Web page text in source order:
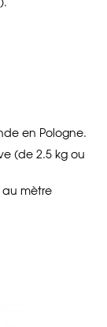
en Pologne.
(de 2.5 kg ou
au mètre